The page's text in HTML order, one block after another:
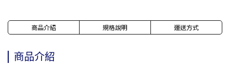
商品介紹 規格說明 運送方式
商品介紹